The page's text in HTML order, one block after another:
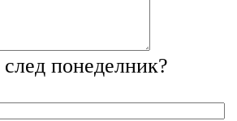
понеделник?